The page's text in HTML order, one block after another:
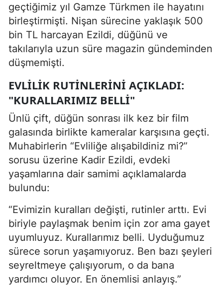
geçtiğimiz yıl Gamze Türkmen ile hayatını
birleştirmişti. Nişan sürecine yaklaşık 500
bin TL harcayan Ezildi, düğünü ve
takılarıyla uzun süre magazin gündeminden
düşmemişti.
EVLILIK RUTINLERINI AÇIKLADI:
"KURALLARIMIZ BELLI"
Ünlü çift, düğün sonrası ilk kez bir film
galasında birlikte kameralar karşısına geçti.
Muhabirlerin “Evliliğe alışabildiniz mi?”
sorusu üzerine Kadir Ezildi, evdeki
yaşamlarına dair samimi açıklamalarda
bulundu:
“Evimizin kuralları değişti, rutinler arttı. Evi
biriyle paylaşmak benim için zor ama gayet
uyumluyuz. Kurallarımız belli. Uyduğumuz
sürece sorun yaşamıyoruz. Ben bazı şeyleri
seyreltmeye çalışıyorum, o da bana
yardımcı oluyor. En önemlisi anlayış.”